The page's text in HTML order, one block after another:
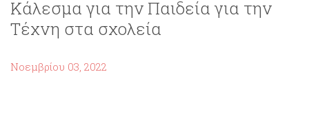
Κάλεσμα για την Παιδεία για την
Τέχνη στα σχολεία
Νοεμβρίου 03, 2022